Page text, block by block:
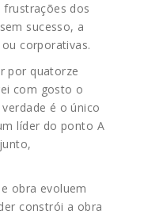
frustrações dos
sucesso, a
corporativas.
por quatorze
com gosto o
é o único
líder do ponto A
obra evoluem
constrói a obra